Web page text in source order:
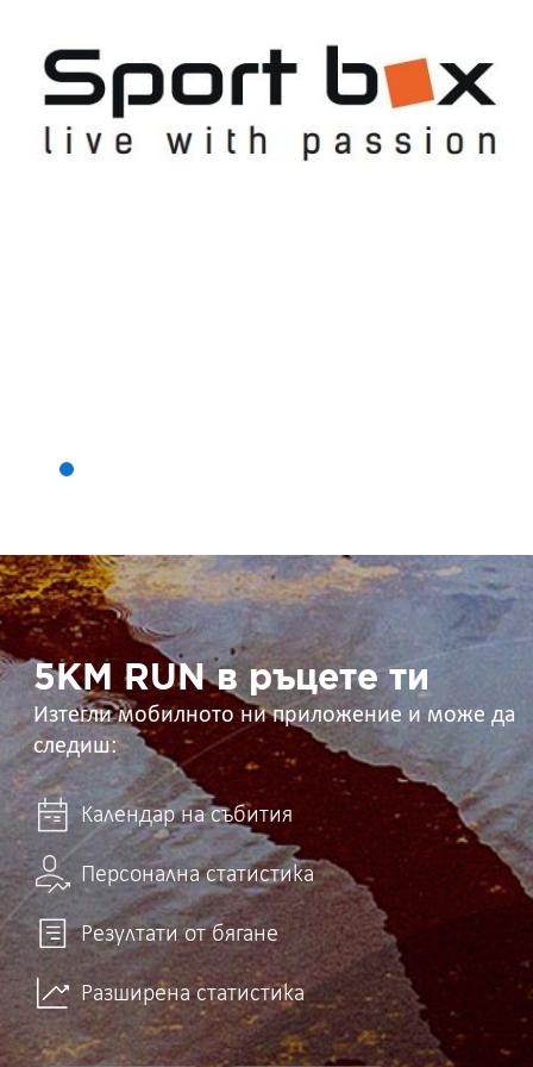
5KM
RUN
в
ръцете
ти 5KM RUN в ръцете ти
Изтегли мобилното ни приложение и може да
следиш:
Календар на събития
Персонална статистика
Резултати от бягане
Разширена статистика